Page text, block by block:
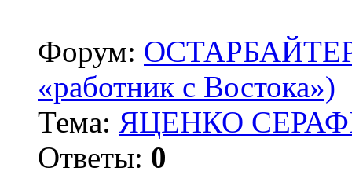
Форум:
«работник с Востока»)
Тема: ЯЦЕНКО
Ответы: 0